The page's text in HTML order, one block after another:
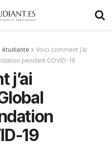
étudiante » Voici comment j’ai
pendant COVID-19
j’ai
19